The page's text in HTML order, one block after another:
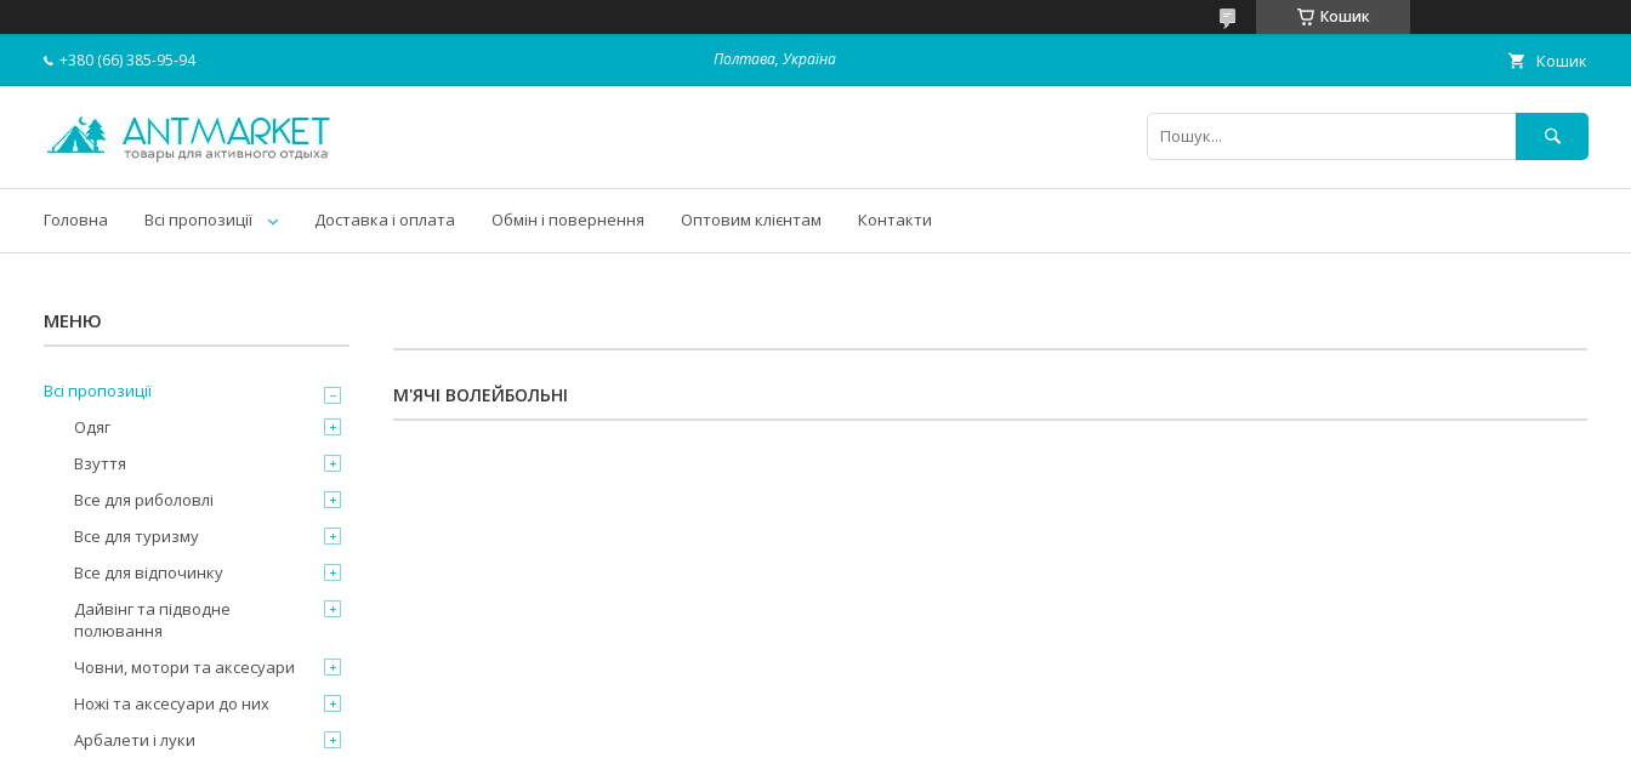
Кошик
+380 (66) 385-95-94 Полтава, Україна Кошик
Головна Всі пропозиції Доставка і оплата Обмін і повернення Оптовим клієнтам Контакти
М'ЯЧІ ВОЛЕЙБОЛЬНІ
Всі пропозиції
Одяг
Взуття
Все для риболовлі
Все для туризму
Все для відпочинку
Дайвінг та підводне
полювання
Човни, мотори та аксесуари
Ножі та аксесуари до них
Арбалети і луки